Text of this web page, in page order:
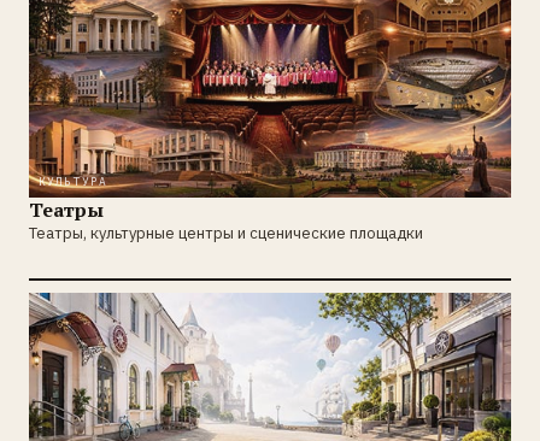
КУЛЬТУРА
Театры
Театры, культурные центры и сценические площадки